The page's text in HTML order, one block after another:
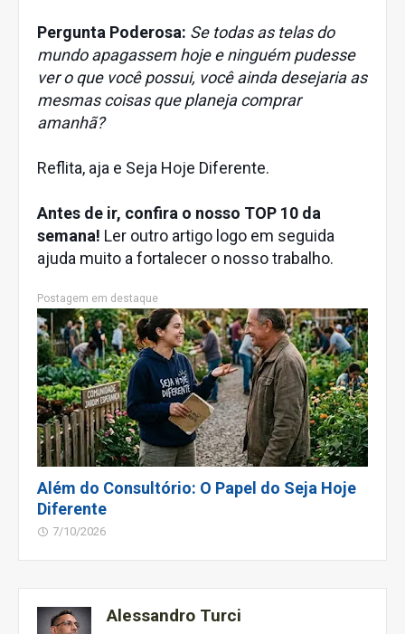
Pergunta Poderosa: Se todas as telas do
mundo apagassem hoje e ninguém pudesse
ver o que você possui, você ainda desejaria as
mesmas coisas que planeja comprar
amanhã?
Reflita, aja e Seja Hoje Diferente.
Antes de ir, confira o nosso TOP 10 da
semana! Ler outro artigo logo em seguida
ajuda muito a fortalecer o nosso trabalho.
Postagem em destaque
Além do Consultório: O Papel do Seja Hoje
Diferente
7/10/2026
Alessandro Turci